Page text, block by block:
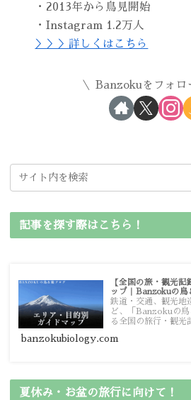
・2013年から鳥見開始
・Instagram 1.2万人
＞＞＞詳しくはこちら
Banzokuをフォロ
記事を探す際はこちら！
【全国の旅・観光
ップ｜Banzokuの鳥
鉄道・交通、観光地
ど、「Banzokuの鳥
る全国の旅行・観光
ガイドマップからス
banzokubiology.com
夏休み・お盆の旅行に向けて！